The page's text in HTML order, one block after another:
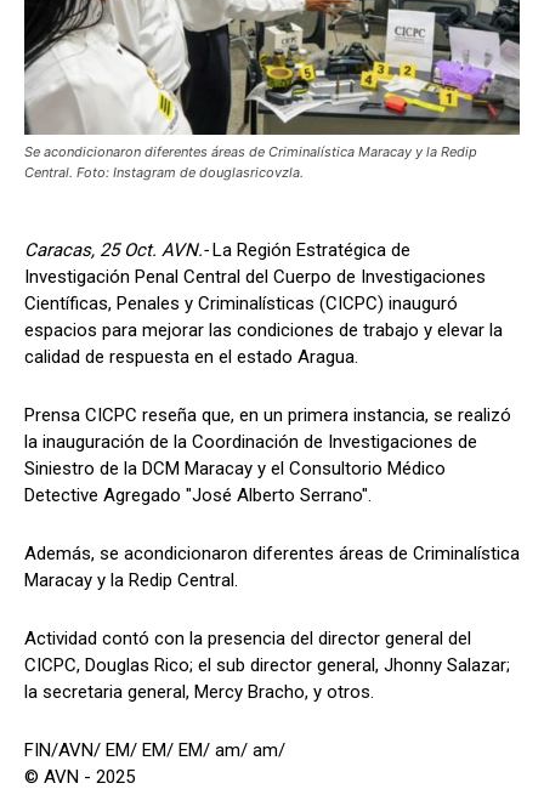
Se acondicionaron diferentes áreas de Criminalística Maracay y la Redip
Central. Foto: Instagram de douglasricovzla.
Caracas, 25 Oct. AVN.-La Región Estratégica de
Investigación Penal Central del Cuerpo de Investigaciones
Científicas, Penales y Criminalísticas (CICPC) inauguró
espacios para mejorar las condiciones de trabajo y elevar la
calidad de respuesta en el estado Aragua.
Prensa CICPC reseña que, en un primera instancia, se realizó
la inauguración de la Coordinación de Investigaciones de
Siniestro de la DCM Maracay y el Consultorio Médico
Detective Agregado "José Alberto Serrano".
Además, se acondicionaron diferentes áreas de Criminalística
Maracay y la Redip Central.
Actividad contó con la presencia del director general del
CICPC, Douglas Rico; el sub director general, Jhonny Salazar;
la secretaria general, Mercy Bracho, y otros.
FIN/AVN/ EM/ EM/ EM/ am/ am/
© AVN - 2025